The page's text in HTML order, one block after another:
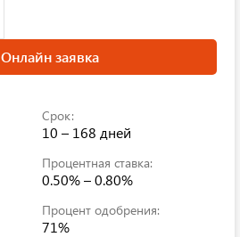
Онлайн заявка
Срок:
10 – 168 дней
Процентная ставка:
0.50% – 0.80%
Процент одобрения:
71%